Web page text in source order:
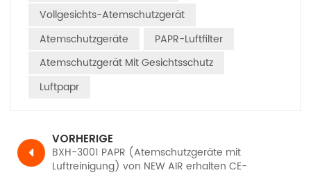
Vollgesichts-Atemschutzgerät
Atemschutzgeräte
PAPR-Luftfilter
Atemschutzgerät Mit Gesichtsschutz
Luftpapr
VORHERIGE
BXH-3001 PAPR (Atemschutzgeräte mit
Luftreinigung) von NEW AIR erhalten CE-